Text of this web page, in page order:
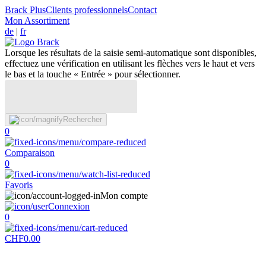
Brack PlusClients professionnelsContact
Mon Assortiment
de | fr
Lorsque les résultats de la saisie semi-automatique sont disponibles,
effectuez une vérification en utilisant les flèches vers le haut et vers
le bas et la touche « Entrée » pour sélectionner.
Rechercher
0
Comparaison
0
Favoris
Mon compte
Connexion
0
CHF0.00